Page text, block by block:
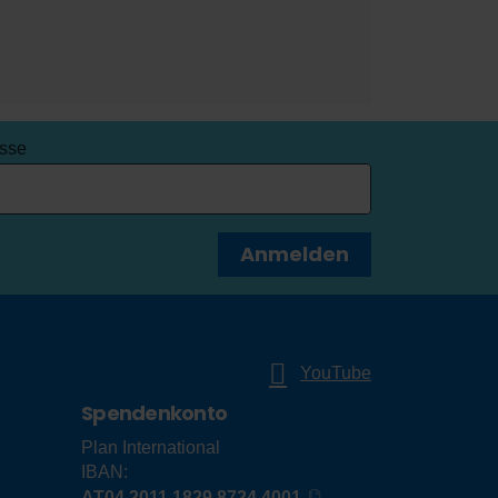
Anmelden
YouTube
Spendenkonto
Plan International
IBAN: